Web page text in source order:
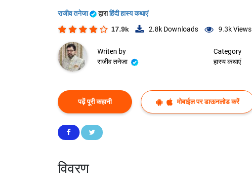
राजीव तनेजा द्वाराहिंदी हास्य कथाएं
17.9k 2.8k Downloads 9.3kViews
Writen by
राजीव तनेजा
Category
हास्य कथाएं
पढ़ें पूरी कहानी मोबाईल पर डाऊनलोड करें
विवरण